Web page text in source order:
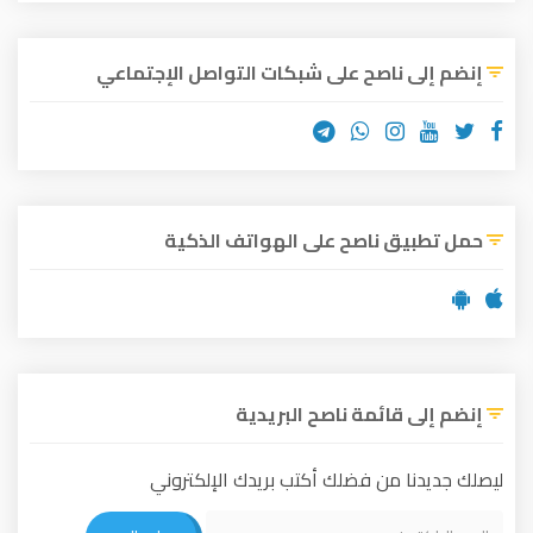
إنضم إلى ناصح على شبكات التواصل الإجتماعي
حمل تطبيق ناصح على الهواتف الذكية
إنضم إلى قائمة ناصح البريدية
ليصلك جديدنا من فضلك أكتب بريدك الإلكتروني